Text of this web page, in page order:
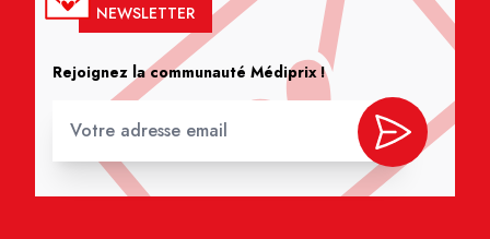
NEWSLETTER
Rejoignez la communauté Médiprix !